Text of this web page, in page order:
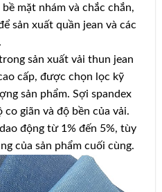
mặt nhám và chắc chắn,
sản xuất quần jean và các
sản xuất vải thun jean
cấp, được chọn lọc kỹ
sản phẩm. Sợi spandex
giãn và độ bền của vải.
động từ 1% đến 5%, tùy
của sản phẩm cuối cùng.